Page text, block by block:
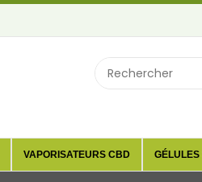
VAPORISATEURS CBD